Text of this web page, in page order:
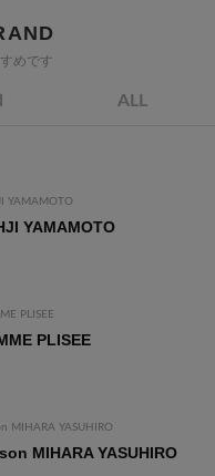
めです
ALL
YAMAMOTO
YAMAMOTO
PLISEE
PLISEE
MIHARA YASUHIRO
MIHARA YASUHIRO